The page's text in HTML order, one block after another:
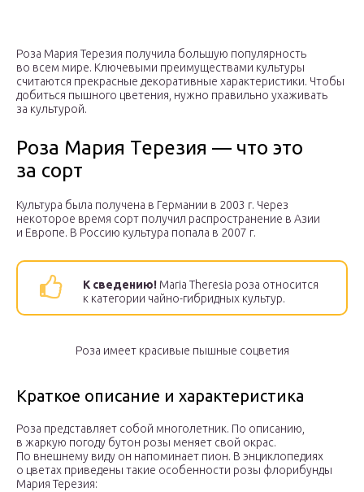
Роза Мария Терезия получила большую популярность
во всем мире. Ключевыми преимуществами культуры
считаются прекрасные декоративные характеристики. Чтобы
добиться пышного цветения, нужно правильно ухаживать
за культурой.
Роза Мария Терезия — что это
за сорт
Культура была получена в Германии в 2003 г. Через
некоторое время сорт получил распространение в Азии
и Европе. В Россию культура попала в 2007 г.
К сведению! Maria Theresia роза относится
к категории чайно-гибридных культур.
Роза имеет красивые пышные соцветия
Краткое описание и характеристика
Роза представляет собой многолетник. По описанию,
в жаркую погоду бутон розы меняет свой окрас.
По внешнему виду он напоминает пион. В энциклопедиях
о цветах приведены такие особенности розы флорибунды
Мария Терезия: